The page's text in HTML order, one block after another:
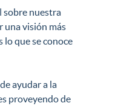
sobre nuestra
una visión más
lo que se conoce
ayudar a la
proveyendo de